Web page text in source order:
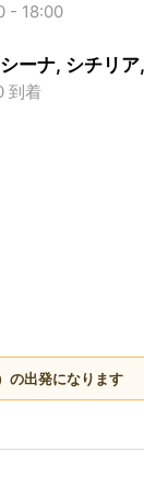
- 18:00
ーナ, シチリ
到着
の出発になります